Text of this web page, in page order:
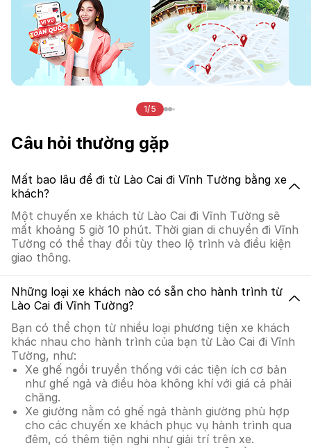
1/5
Câu hỏi thường gặp
Mất bao lâu để đi từ Lào Cai đi Vĩnh Tường bằng xe
khách?
Một chuyến xe khách từ Lào Cai đi Vĩnh Tường sẽ
mất khoảng 5 giờ 10 phút. Thời gian di chuyển đi Vĩnh
Tường có thể thay đổi tùy theo lộ trình và điều kiện
giao thông.
Những loại xe khách nào có sẵn cho hành trình từ
Lào Cai đi Vĩnh Tường?
Bạn có thể chọn từ nhiều loại phương tiện xe khách
khác nhau cho hành trình của bạn từ Lào Cai đi Vĩnh
Tường, như:
Xe ghế ngồi truyền thống với các tiện ích cơ bản
như ghế ngả và điều hòa không khí với giá cả phải
chăng.
Xe giường nằm có ghế ngả thành giường phù hợp
cho các chuyến xe khách phục vụ hành trình qua
đêm, có thêm tiện nghi như giải trí trên xe.